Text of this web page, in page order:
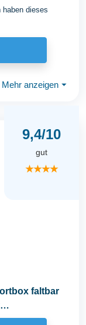
haben dieses
Mehr anzeigen ⏷
9,4/10
gut
★★★★
faltbar